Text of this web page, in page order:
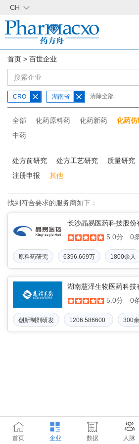
CH
首页 > 百世企业
CRO 湖南省 清除全部
全部 化药原料药 化药新药 化药仿
中药
处方前研究 处方工艺研究 质量研究
注册申报
其他
找到符合要求的服务商如下：
长沙晶易医药科技股份
5.0分
0
原料药研究 6396.669万 1800余人
湖南慧泽生物医药科技
5.0分
0
创新制剂研发
1206.586600
万元
300
首页 企业 数据 人脉